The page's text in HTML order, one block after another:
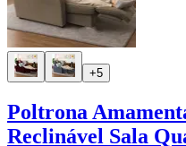
+5
Poltrona
Reclinável Sala